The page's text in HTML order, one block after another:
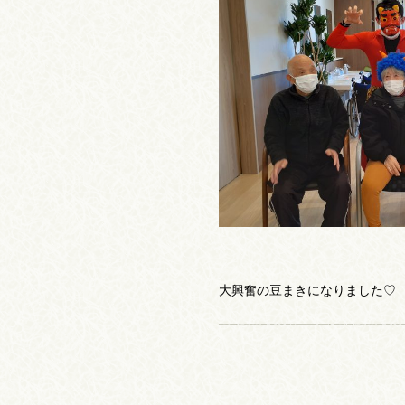
大興奮の豆まきになりました♡